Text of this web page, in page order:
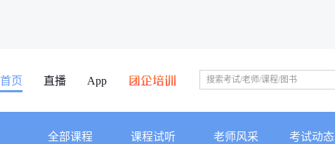
首页 直播 App
全部课程 课程试听 老师风采 考试动态